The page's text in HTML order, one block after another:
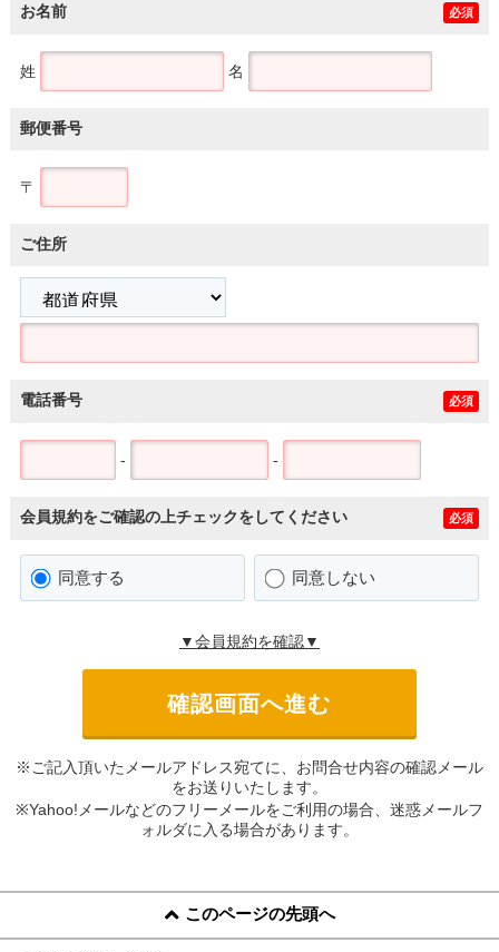
お名前 必須
姓 名
郵便番号
〒
ご住所
電話番号 必須
- -
会員規約をご確認の上チェックをしてください 必須
同意する 同意しない
▼会員規約を確認▼
※ご記入頂いたメールアドレス宛てに、お問合せ内容の確認メール
をお送りいたします。
※Yahoo!メールなどのフリーメールをご利用の場合、迷惑メールフ
ォルダに入る場合があります。
このページの先頭へ